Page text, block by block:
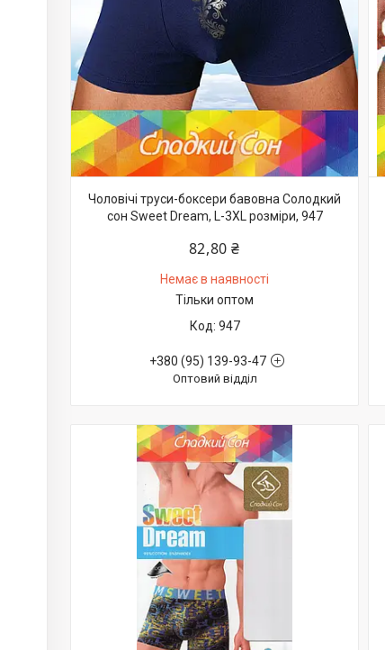
Чоловічі труси-боксери бавовна Солодкий
сон Sweet Dream, L-3XL розміри, 947
82,80 ₴
Немає в наявності
Тільки оптом
947
+380 (95) 139-93-47
Оптовий відділ